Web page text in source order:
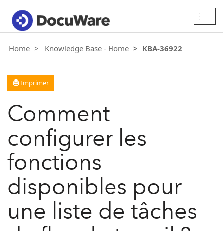
Home Knowledge Base - Home KBA-36922
Imprimer
Comment
configurer les
fonctions
disponibles pour
une liste de tâches